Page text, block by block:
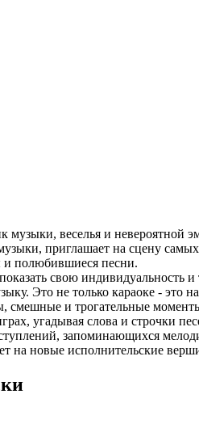
веселья и
приглашает на сцену
и полюбившиеся песни.
свою
Это не только караоке - это
и трогательные
угадывая слова и строчки
запоминающихся
на новые исполнительские